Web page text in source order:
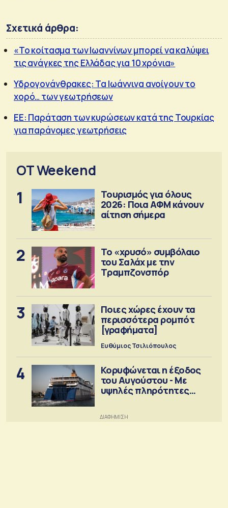
Σχετικά άρθρα:
«Το κοίτασμα των Ιωαννίνων μπορεί να καλύψει
τις ανάγκες της Ελλάδας για 10 χρόνια»
Υδρογονάνθρακες: Τα Ιωάννινα ανοίγουν το
χορό… των γεωτρήσεων
ΕΕ: Παράταση των κυρώσεων κατά της Τουρκίας
για παράνομες γεωτρήσεις
OT Weekend
1
Τουρισμός για όλους
2026: Ποια ΑΦΜ κάνουν
αίτηση σήμερα
2
Το «χρυσό» συμβόλαιο
του Σαλάχ με την
Τραμπζονσπόρ
3
Ποιες χώρες έχουν τα
περισσότερα ρομπότ
[γραφήματα]
Ευθύμιος Τσιλιόπουλος
4
Κορυφώνεται η έξοδος
του Αυγούστου - Με
υψηλές πληρότητες